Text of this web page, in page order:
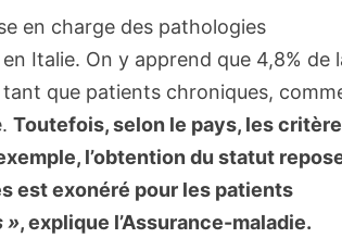
en charge des pathologies
Italie. On y apprend que 4,8% de
que patients chroniques,
Toutefois, selon le pays, les
l’obtention du statut
est exonéré pour les patients
», explique l’Assurance-maladie.